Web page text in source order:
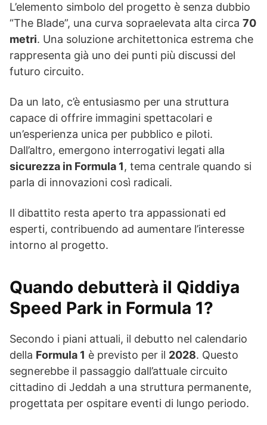
L’elemento simbolo del progetto è senza dubbio
“The Blade”, una curva sopraelevata alta circa 70
metri. Una soluzione architettonica estrema che
rappresenta già uno dei punti più discussi del
futuro circuito.
Da un lato, c’è entusiasmo per una struttura
capace di offrire immagini spettacolari e
un’esperienza unica per pubblico e piloti.
Dall’altro, emergono interrogativi legati alla
sicurezza in Formula 1, tema centrale quando si
parla di innovazioni così radicali.
Il dibattito resta aperto tra appassionati ed
esperti, contribuendo ad aumentare l’interesse
intorno al progetto.
Quando debutterà il Qiddiya
Speed Park in Formula 1?
Secondo i piani attuali, il debutto nel calendario
della Formula 1 è previsto per il 2028. Questo
segnerebbe il passaggio dall’attuale circuito
cittadino di Jeddah a una struttura permanente,
progettata per ospitare eventi di lungo periodo.